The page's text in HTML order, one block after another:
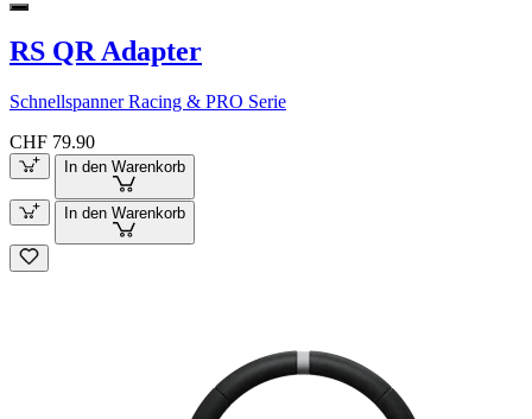
RS QR Adapter
Schnellspanner Racing & PRO Serie
CHF 79.90
In den Warenkorb
In den Warenkorb